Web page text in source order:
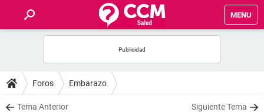
MENU
FOROS
SALUD
Foros Embarazo
Tema Anterior Siguiente Tema